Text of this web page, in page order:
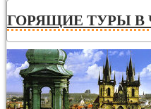
ГОРЯЩИЕ ТУРЫ